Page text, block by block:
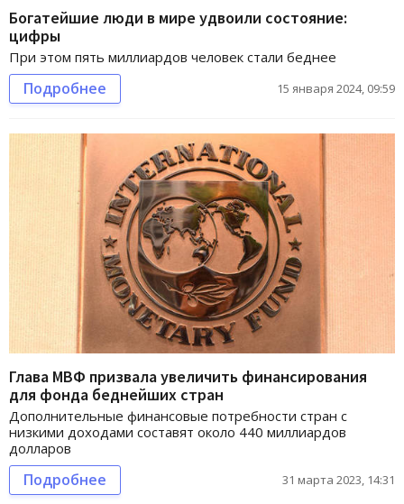
Богатейшие люди в мире удвоили состояние:
цифры
При этом пять миллиардов человек стали беднее
Подробнее 15 января 2024, 09:59
Глава МВФ призвала увеличить финансирования
для фонда беднейших стран
Дополнительные финансовые потребности стран с
низкими доходами составят около 440 миллиардов
долларов
Подробнее 31 марта 2023, 14:31